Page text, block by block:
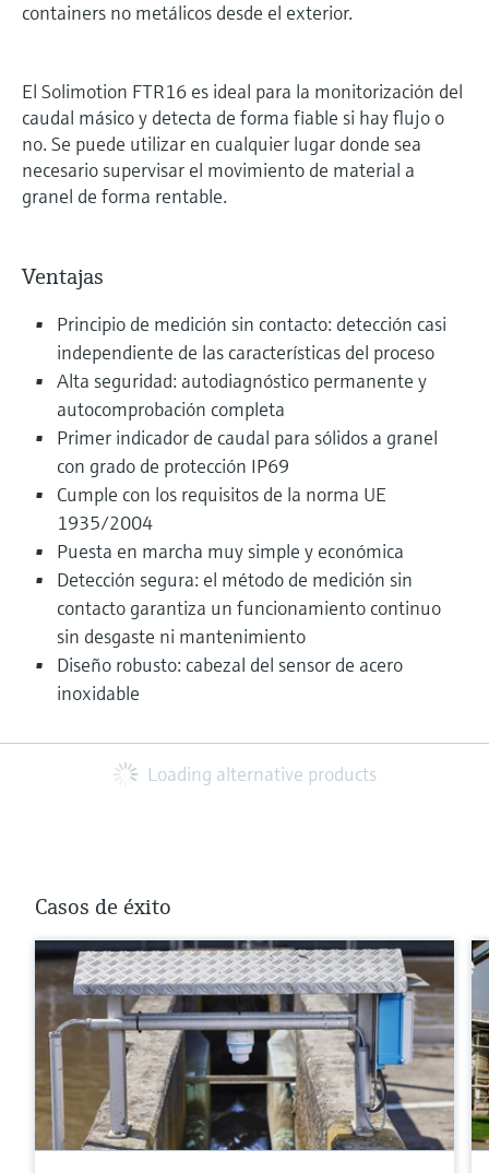
containers no metálicos desde el exterior.
El Solimotion FTR16 es ideal para la monitorización del
caudal másico y detecta de forma fiable si hay flujo o
no. Se puede utilizar en cualquier lugar donde sea
necesario supervisar el movimiento de material a
granel de forma rentable.
Ventajas
Principio de medición sin contacto: detección casi
independiente de las características del proceso
Alta seguridad: autodiagnóstico permanente y
autocomprobación completa
Primer indicador de caudal para sólidos a granel
con grado de protección IP69
Cumple con los requisitos de la norma UE
1935/2004
Puesta en marcha muy simple y económica
Detección segura: el método de medición sin
contacto garantiza un funcionamiento continuo
sin desgaste ni mantenimiento
Diseño robusto: cabezal del sensor de acero
inoxidable
Loading alternative products
Casos de éxito